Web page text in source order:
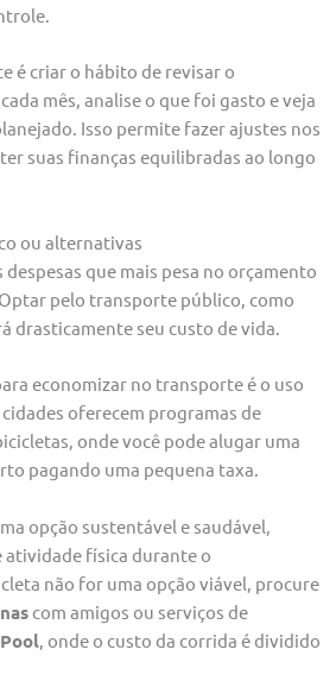
é criar o hábito de revisar o
mês, analise o que foi gasto e veja
Isso permite fazer ajustes nos
suas finanças equilibradas ao longo
ou alternativas
que mais pesa no orçamento
pelo transporte público, como
drasticamente seu custo de vida.
economizar no transporte é o uso
oferecem programas de
onde você pode alugar uma
pagando uma pequena taxa.
opção sustentável e saudável,
física durante o
não for uma opção viável, procure
com amigos ou serviços de
, onde o custo da corrida é dividido